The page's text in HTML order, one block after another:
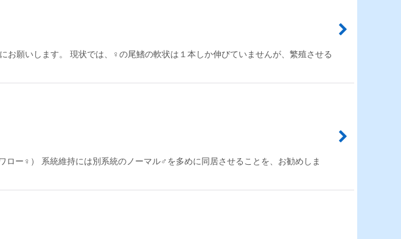
願いします。 現状では、♀の尾鰭の軟状は１本しか伸びていませんが、繁殖させる
ー♀） 系統維持には別系統のノーマル♂を多めに同居させることを、お勧めしま